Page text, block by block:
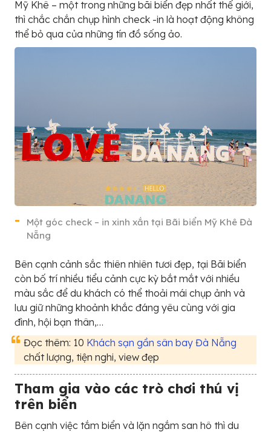
Mỹ Khê – một trong những bãi biển đẹp nhất thế giới,
thì chắc chắn chụp hình check -in là hoạt động không
thể bỏ qua của những tín đồ sống ảo.
Một góc check – in xinh xắn tại Bãi biển Mỹ Khê Đà
Nẵng
Bên cạnh cảnh sắc thiên nhiên tươi đẹp, tại Bãi biển
còn bố trí nhiều tiểu cảnh cực kỳ bắt mắt với nhiều
màu sắc để du khách có thể thoải mái chụp ảnh và
lưu giữ những khoảnh khắc đáng yêu cùng với gia
đình, hội bạn thân,…
Đọc thêm: 10 Khách sạn gần sân bay Đà Nẵng
chất lượng, tiện nghi, view đẹp
Tham gia vào các trò chơi thú vị
trên biển
Bên cạnh việc tắm biển và lặn ngắm san hô thì du